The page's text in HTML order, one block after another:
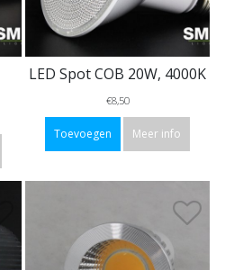
LED Spot COB 20W, 4000K
€8,50
Toevoegen Meer info